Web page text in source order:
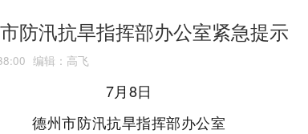
防汛抗旱指挥部办公室紧急提示
编辑 ： 高飞
7月8日
德州市防汛抗旱指挥部办公室